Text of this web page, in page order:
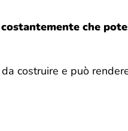
che
costruire e può